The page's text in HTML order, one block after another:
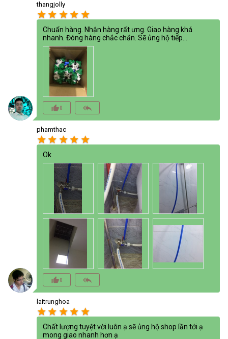
thangjolly
star star star star star
Chuẩn hàng. Nhận hàng rất ưng. Giao hàng khá
nhanh. Đóng hàng chắc chắn. Sẽ ủng hộ tiếp...
thumb_up_alt0 reply_all
phamthac
star star star star star
Ok
thumb_up_alt0 reply_all
laitrunghoa
star star star star star
Chất lượng tuyệt vời luôn ạ sẽ ủng hộ shop lần tới ạ
mong giao nhanh hơn ạ